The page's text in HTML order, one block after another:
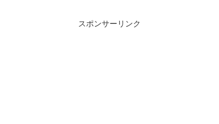
スポンサーリンク